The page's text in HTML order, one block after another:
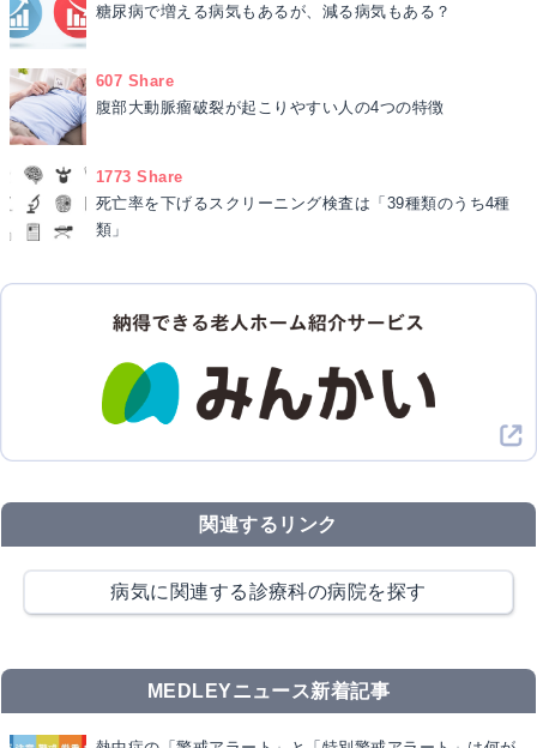
糖尿病で増える病気もあるが、減る病気もある？
607 Share
腹部大動脈瘤破裂が起こりやすい人の4つの特徴
1773 Share
死亡率を下げるスクリーニング検査は「39種類のうち4種
類」
関連するリンク
病気に関連する診療科の病院を探す
MEDLEYニュース新着記事